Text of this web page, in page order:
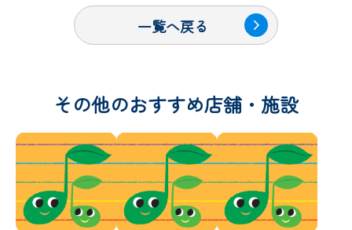
一覧へ戻る
その他のおすすめ店舗・施設